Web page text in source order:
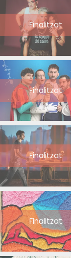
Finalitzat
Finalitzat
Finalitzat
Finalitzat